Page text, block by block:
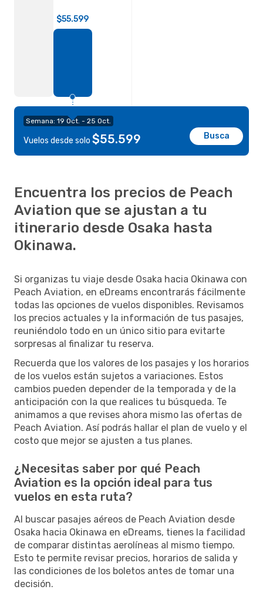
Semana: 19 Oct. - 25 Oct.
Vuelos desde solo $55.599 Busca
$55.599
Encuentra los precios de Peach
Aviation que se ajustan a tu
itinerario desde Osaka hasta
Okinawa.
Si organizas tu viaje desde Osaka hacia Okinawa con
Peach Aviation, en eDreams encontrarás fácilmente
todas las opciones de vuelos disponibles. Revisamos
los precios actuales y la información de tus pasajes,
reuniéndolo todo en un único sitio para evitarte
sorpresas al finalizar tu reserva.
Recuerda que los valores de los pasajes y los horarios
de los vuelos están sujetos a variaciones. Estos
cambios pueden depender de la temporada y de la
anticipación con la que realices tu búsqueda. Te
animamos a que revises ahora mismo las ofertas de
Peach Aviation. Así podrás hallar el plan de vuelo y el
costo que mejor se ajusten a tus planes.
¿Necesitas saber por qué Peach
Aviation es la opción ideal para tus
vuelos en esta ruta?
Al buscar pasajes aéreos de Peach Aviation desde
Osaka hacia Okinawa en eDreams, tienes la facilidad
de comparar distintas aerolíneas al mismo tiempo.
Esto te permite revisar precios, horarios de salida y
las condiciones de los boletos antes de tomar una
decisión.